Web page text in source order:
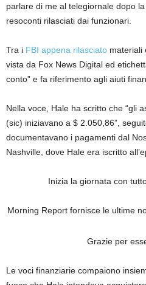
parlare di me al telegiornale dopo
resoconti rilasciati dai funzionari.
Tra i FBI appena rilasciato materiali
vista da Fox News Digital ed
conto” e fa riferimento agli aiuti
Nella voce, Hale ha scritto che “gli
(sic) iniziavano a $ 2.050,86”,
documentavano i pagamenti dal
Nashville, dove Hale era iscritto
Inizia la giornata con
Morning Report fornisce le ultime
Grazie per
Le voci finanziarie compaiono